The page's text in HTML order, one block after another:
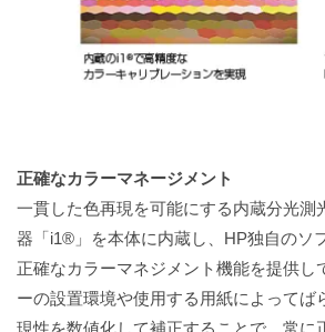
正確なカラーマネージメント
一貫した色再現を可能にする内蔵分光測
器「i1®」を本体に内蔵し、HP独自のソ
正確なカラーマネジメント機能を提供し
ーの設置環境や使用する用紙によってば